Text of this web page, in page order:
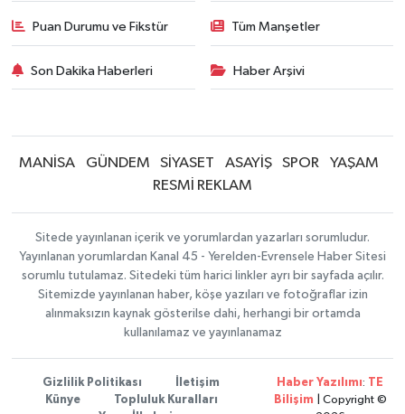
Puan Durumu ve Fikstür Tüm Manşetler
Son Dakika Haberleri Haber Arşivi
MANİSA GÜNDEM SİYASET ASAYİŞ SPOR
YAŞAM
RESMİ REKLAM
Sitede yayınlanan içerik ve yorumlardan yazarları sorumludur.
Yayınlanan yorumlardan Kanal 45 - Yerelden-Evrensele Haber Sitesi
sorumlu tutulamaz. Sitedeki tüm harici linkler ayrı bir sayfada açılır.
Sitemizde yayınlanan haber, köşe yazıları ve fotoğraflar izin
alınmaksızın kaynak gösterilse dahi, herhangi bir ortamda
kullanılamaz ve yayınlanamaz
Gizlilik Politikası
İletişim
Künye
Topluluk Kuralları
Haber Yazılımı: TE
Bilişim | Copyright ©